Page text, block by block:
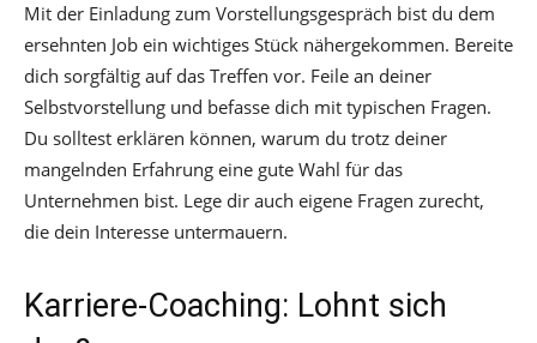
Mit der Einladung zum Vorstellungsgespräch bist du dem
ersehnten Job ein wichtiges Stück nähergekommen. Bereite
dich sorgfältig auf das Treffen vor. Feile an deiner
Selbstvorstellung und befasse dich mit typischen Fragen.
Du solltest erklären können, warum du trotz deiner
mangelnden Erfahrung eine gute Wahl für das
Unternehmen bist. Lege dir auch eigene Fragen zurecht,
die dein Interesse untermauern.
Karriere-Coaching: Lohnt sich